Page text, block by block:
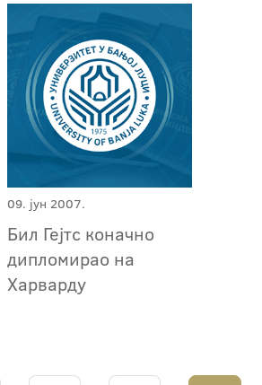
09. јун 2007.
Бил Гејтс коначно
дипломирао на
Харварду